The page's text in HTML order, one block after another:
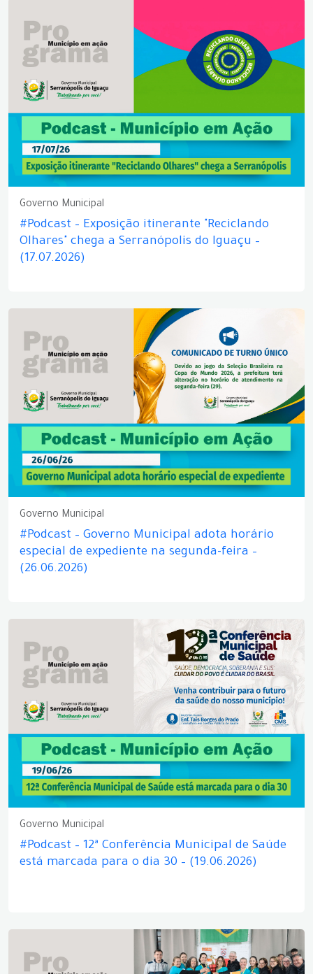
Governo Municipal
#Podcast – Exposição itinerante "Reciclando
Olhares" chega a Serranópolis do Iguaçu –
(17.07.2026)
Governo Municipal
#Podcast – Governo Municipal adota horário
especial de expediente na segunda-feira –
(26.06.2026)
Governo Municipal
#Podcast – 12ª Conferência Municipal de Saúde
está marcada para o dia 30 – (19.06.2026)